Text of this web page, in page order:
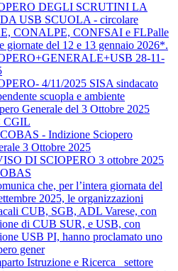
DEGLI SCRUTINI LA
USB SCUOLA - circolare
CONALPE, CONFSAI e FLPalle
giornate del 12 e 13 gennaio 2026*.
28-11-
4/11/2025 SISA sindacato
scuopla e ambiente
Generale del 3 Ottobre 2025
CGIL
- Indizione Sciopero
3 Ottobre 2025
DI SCIOPERO 3 ottobre 2025
che, per l’intera giornata del
2025, le organizzazioni
CUB, SGB, ADL Varese, con
di CUB SUR, e USB, con
USB PI, hanno proclamato uno
gener
Istruzione e Ricerca_ settore